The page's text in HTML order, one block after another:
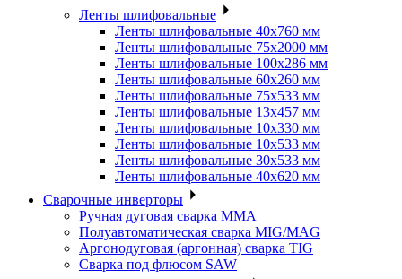
Ленты шлифовальные
Ленты шлифовальные 40х760 мм
Ленты шлифовальные 75х2000 мм
Ленты шлифовальные 100х286 мм
Ленты шлифовальные 60х260 мм
Ленты шлифовальные 75х533 мм
Ленты шлифовальные 13х457 мм
Ленты шлифовальные 10х330 мм
Ленты шлифовальные 10х533 мм
Ленты шлифовальные 30х533 мм
Ленты шлифовальные 40х620 мм
Сварочные инверторы
Ручная дуговая сварка MMA
Полуавтоматическая сварка MIG/MAG
Аргонодуговая (аргонная) сварка TIG
Сварка под флюсом SAW